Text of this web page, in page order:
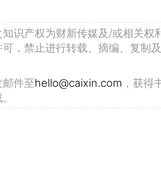
识产权为财新传媒及/或相关权
，禁止进行转载、摘编、复制
件至hello@caixin.com ，获得